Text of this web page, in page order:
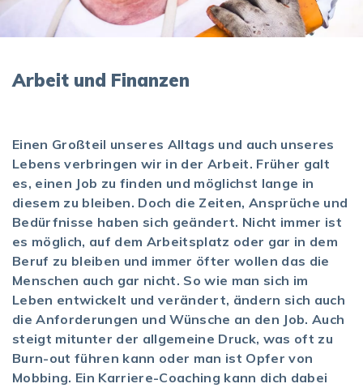
Arbeit und Finanzen
Einen Großteil unseres Alltags und auch unseres
Lebens verbringen wir in der Arbeit. Früher galt
es, einen Job zu finden und möglichst lange in
diesem zu bleiben. Doch die Zeiten, Ansprüche und
Bedürfnisse haben sich geändert. Nicht immer ist
es möglich, auf dem Arbeitsplatz oder gar in dem
Beruf zu bleiben und immer öfter wollen das die
Menschen auch gar nicht. So wie man sich im
Leben entwickelt und verändert, ändern sich auch
die Anforderungen und Wünsche an den Job. Auch
steigt mitunter der allgemeine Druck, was oft zu
Burn-out führen kann oder man ist Opfer von
Mobbing. Ein Karriere-Coaching kann dich dabei